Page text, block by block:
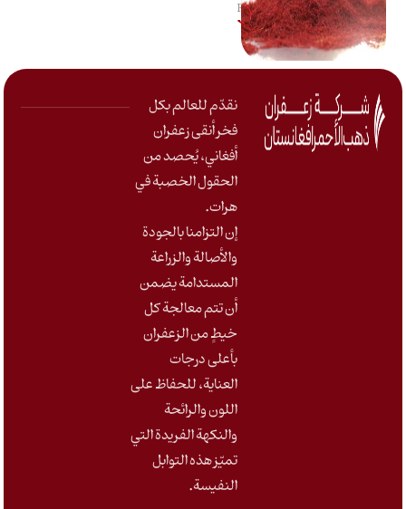
مستوى من التقدير العالمي. إن
الفوز بالمركز […]
Reading Time: 1 minute
نقدّم للعالم بكل
فخر أنقى زعفران
أفغاني، يُحصد من
الحقول الخصبة في
هرات.
إن التزامنا بالجودة
والأصالة والزراعة
المستدامة يضمن
أن تتم معالجة كل
خيطٍ من الزعفران
بأعلى درجات
العناية، للحفاظ على
اللون والرائحة
والنكهة الفريدة التي
تميّز هذه التوابل
النفيسة.